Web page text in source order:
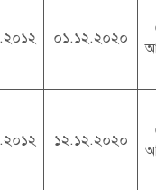
০১.১২.২০২০
১২.১২.২০২০